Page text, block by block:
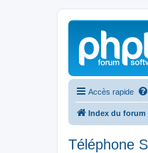
Accès rapide
Index du forum
Téléphone